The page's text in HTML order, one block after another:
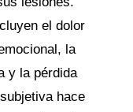
el dolor
la
y la pérdida
hace